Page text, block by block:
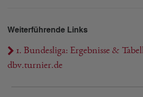
Weiterführende Links
1. Bundesliga: Ergebnisse &
dbv.turnier.de